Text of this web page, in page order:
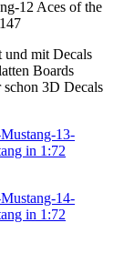
und mit Decals
Boards
schon 3D Decals